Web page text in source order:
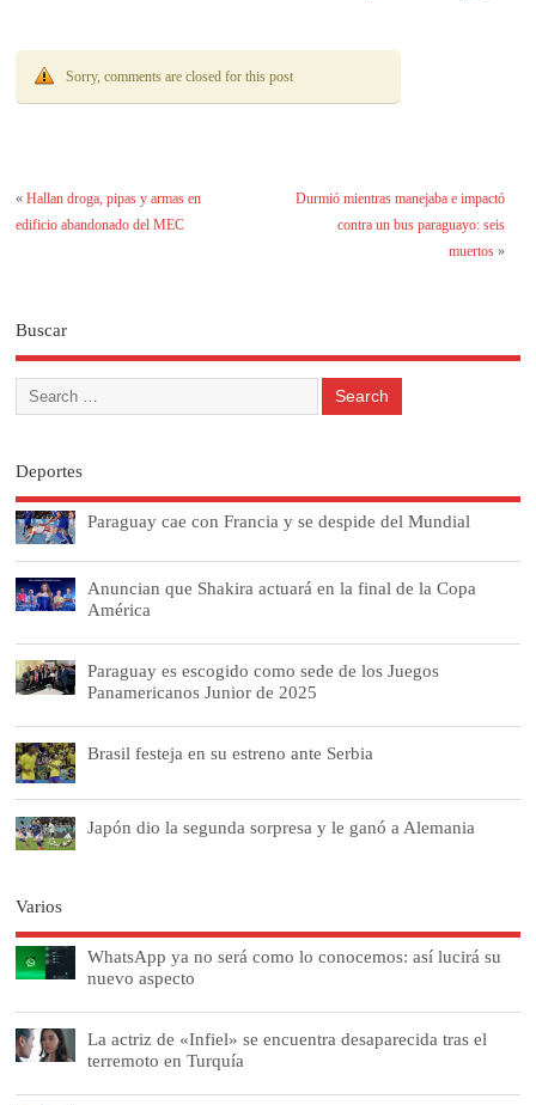
Sorry, comments are closed for this post
«Hallan droga, pipas y armas en
edificio abandonado del MEC
Durmió mientras manejaba e impactó
contra un bus paraguayo: seis
muertos»
Buscar
Deportes
Paraguay cae con Francia y se despide del Mundial
Anuncian que Shakira actuará en la final de la Copa
América
Paraguay es escogido como sede de los Juegos
Panamericanos Junior de 2025
Brasil festeja en su estreno ante Serbia
Japón dio la segunda sorpresa y le ganó a Alemania
Varios
WhatsApp ya no será como lo conocemos: así lucirá su
nuevo aspecto
La actriz de «Infiel» se encuentra desaparecida tras el
terremoto en Turquía